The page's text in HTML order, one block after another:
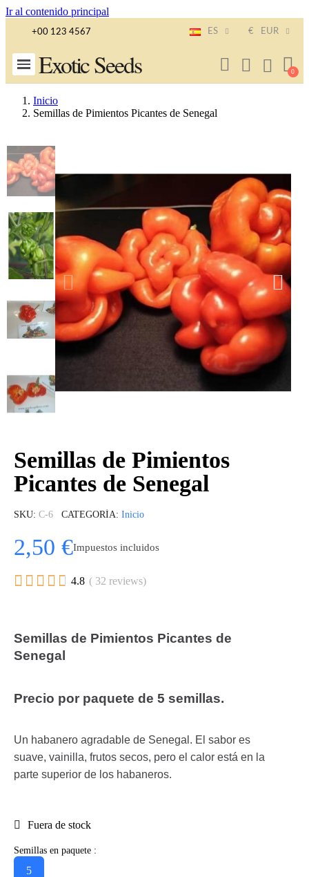
Ir al contenido principal
+00 123 4567 ES € EUR
Exotic Seeds
Inicio
Semillas de Pimientos Picantes de Senegal
Semillas de Pimientos
Picantes de Senegal
SKU C-6 CATEGORÍA Inicio
2,50 €Impuestos incluidos
     4.8 ( 32 reviews)
Semillas de Pimientos Picantes de
Senegal
Precio por paquete de 5 semillas.
Un habanero agradable de Senegal. El sabor es
suave, vainilla, frutos secos, pero el calor está en la
parte superior de los habaneros.
Fuera de stock
Semillas en paquete :
5